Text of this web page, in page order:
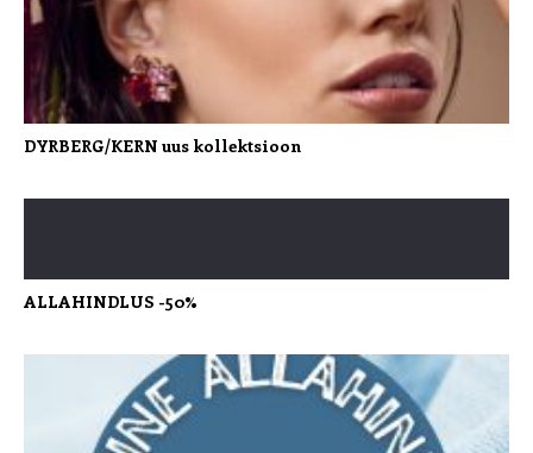
DYRBERG/KERN uus kollektsioon
ALLAHINDLUS -50%